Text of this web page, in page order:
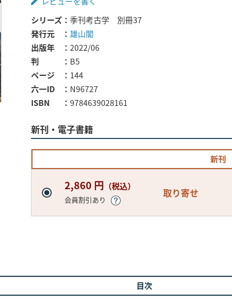
シリーズ
季刊考古学 別冊37
発行元
雄山閣
出版年
2022/06
判
B5
ページ
144
六一ID
N96727
ISBN
9784639028161
新刊・電子書籍
新刊
2,860 円 （税込）
会員割引あり
取り寄せ
目次